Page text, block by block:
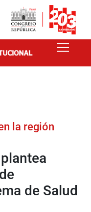
la región
de Salud